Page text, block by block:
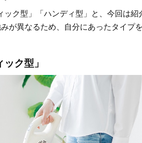
ク型」「ハンディ型」と、今回は紹
が異なるため、自分にあったタイプを
ク型」